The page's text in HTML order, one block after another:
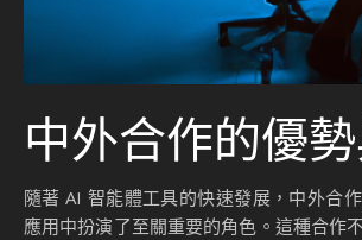
中外合作的優
隨著 AI 智能體工具的快速發展，中外合
應用中扮演了至關重要的角色。這種合作